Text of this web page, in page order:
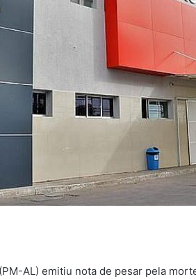
AL) emitiu nota de pesar pela